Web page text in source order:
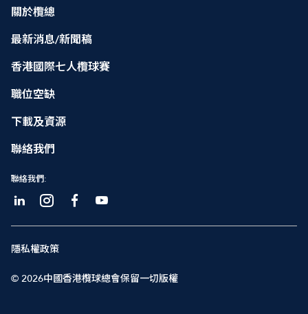
關於欖總
最新消息/新聞稿
香港國際七人欖球賽
職位空缺
下載及資源
聯絡我們
聯絡我們:
© 2026中國香港欖球總會保留一切版權
隱私權政策